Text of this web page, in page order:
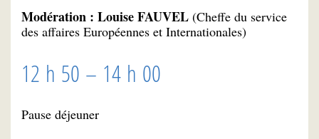
Modération : Louise FAUVEL (Cheffe du service
des affaires Européennes et Internationales)
12 h 50 – 14 h 00
Pause déjeuner